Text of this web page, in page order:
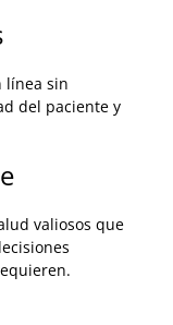
línea sin
del paciente y
valiosos que